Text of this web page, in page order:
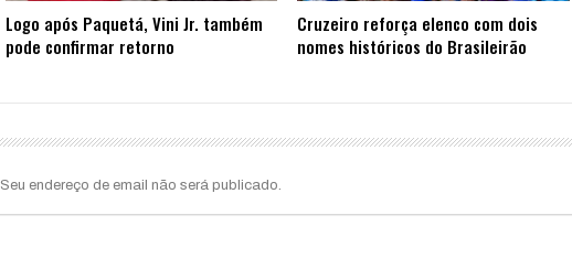
Logo após Paquetá, Vini Jr. também
pode confirmar retorno
Cruzeiro reforça elenco com dois
nomes históricos do Brasileirão
Seu endereço de email não será publicado.